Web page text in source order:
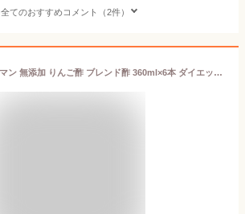
全てのおすすめコメント（2件）
送料無料 マルマン 無添加 りんご酢 ブレンド酢 360ml×6本 ダイエット 飲むお酢 リンゴ酢 水 炭酸 野菜ジュース 調味料 料理 レシピ ドレッシング ヨーグルト 朝 グルメ 野菜 美容 クエン酸 疲労回復 ドリンク ピクルス 腸活 血圧 内臓脂肪 ベジタリアン 昼 夜 血糖値 肌